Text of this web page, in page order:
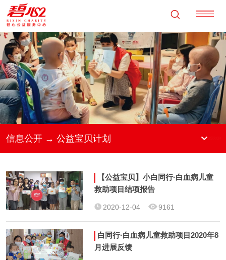
信息公开 → 公益宝贝计划
【公益宝贝】小白同行·白血病儿童
救助项目结项报告
2020-12-04 9161
白同行·白血病儿童救助项目2020年8
月进展反馈